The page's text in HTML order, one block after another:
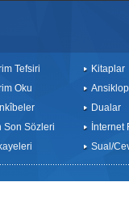
Tefsiri
Oku
Son Sözleri
Kitaplar
Dualar
İnternet
Sual/